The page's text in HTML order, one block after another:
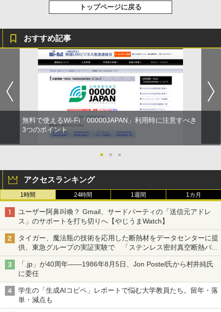
トップページに戻る
おすすめ記事
無料で使えるWi-Fi「00000JAPAN」利用時に注意すべき
3つのポイント
● ● ●
アクセスランキング
1時間 24時間 1週間 1カ月
ユーザー阿鼻叫喚？ Gmail、サードパーティの「送信元アドレ
ス」のサポートを打ち切りへ【やじうまWatch】
タイガー、魔法瓶の技術を応用した断熱材をデータセンターに提
供、東急グループの実証実験で 「ステンレス密封真空断熱パネ
ル TIVIP」
「.jp」が40周年――1986年8月5日、Jon Postel氏から村井純氏
に委任
学生の「生成AIコピペ」レポートで悩む大学教員たち。留年・落
単・減点も